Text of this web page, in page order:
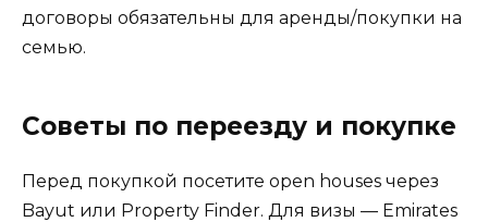
договоры обязательны для аренды/покупки на
семью.
Советы по переезду и покупке
Перед покупкой посетите open houses через
Bayut или Property Finder. Для визы — Emirates